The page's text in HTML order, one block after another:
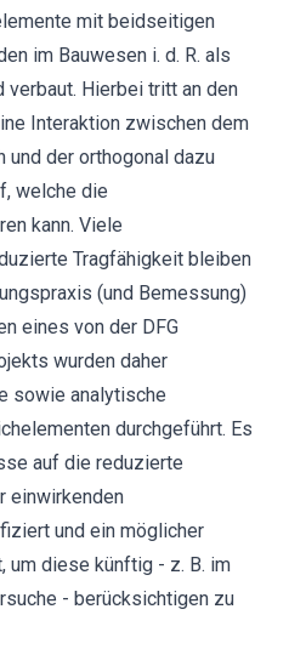
mit beidseitigen
im Bauwesen i. d. R. als
Hierbei tritt an den
Interaktion zwischen dem
der orthogonal dazu
welche die
kann. Viele
Tragfähigkeit bleiben
(und Bemessung)
eines von der DFG
wurden daher
sowie analytische
durchgeführt. Es
auf die reduzierte
einwirkenden
und ein möglicher
um diese künftig - z. B. im
- berücksichtigen zu